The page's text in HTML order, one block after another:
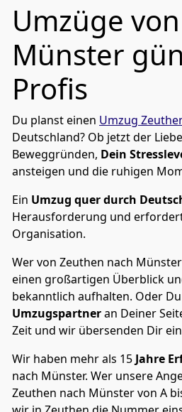
Umzüge
Münster
Profis
Du planst einen Umzug
Deutschland? Ob jetzt der
Beweggründen, Dein
ansteigen und die ruhigen
Ein Umzug quer durch
Herausforderung und
Organisation.
Wer von Zeuthen nach
einen großartigen Überblick
bekanntlich aufhalten. Oder
Umzugspartneran Deiner
Zeit und wir übersenden Dir
Wir haben mehr als 15 Jahre
nach Münster. Wer unsere
Zeuthen nach Münster von A